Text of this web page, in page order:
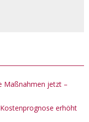
Maßnahmen jetzt –
erhöht